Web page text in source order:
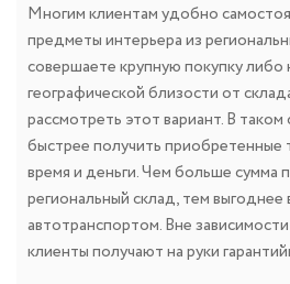
Многим клиентам удобно
предметы интерьера из
совершаете крупную покупку
географической близости от
рассмотреть этот вариант. В таком
быстрее получить приобретенные
время и деньги. Чем больше сумма
региональный склад, тем выгоднее
автотранспортом. Вне
клиенты получают на руки